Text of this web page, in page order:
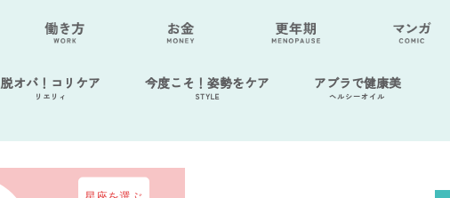
脱オバ！コリケア
リエリィ
今度こそ！姿勢をケア
STYLE
アブラで健康美
ヘルシーオイル